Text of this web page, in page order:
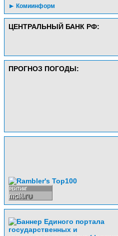
Комиинформ
ЦЕНТРАЛЬНЫЙ БАНК РФ:
ПРОГНОЗ ПОГОДЫ: